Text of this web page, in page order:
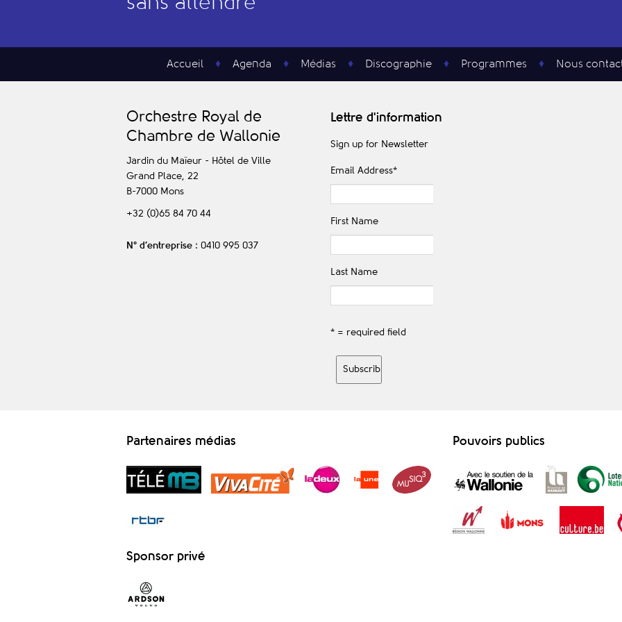
Accueil Agenda Médias Discographie Programmes Nous
Orchestre Royal de
Chambre de Wallonie
Jardin du Maïeur - Hôtel de Ville
Grand Place, 22
B-7000 Mons
+32 (0)65 84 70 44
N° d’entreprise : 0410 995 037
Lettre d'information
Sign up for Newsletter
Email Address*
First Name
Last Name
* = required field
Partenaires médias Pouvoirs publics
Sponsor privé